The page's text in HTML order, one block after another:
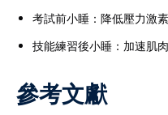
考試前小睡：降低壓力激
技能練習後小睡：加速肌
參考文獻